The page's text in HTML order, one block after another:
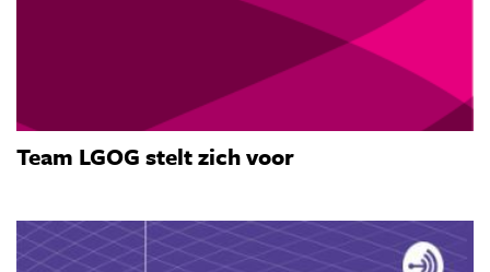
Team LGOG stelt zich voor